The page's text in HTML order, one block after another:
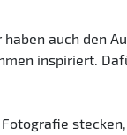
auch den
inspiriert.